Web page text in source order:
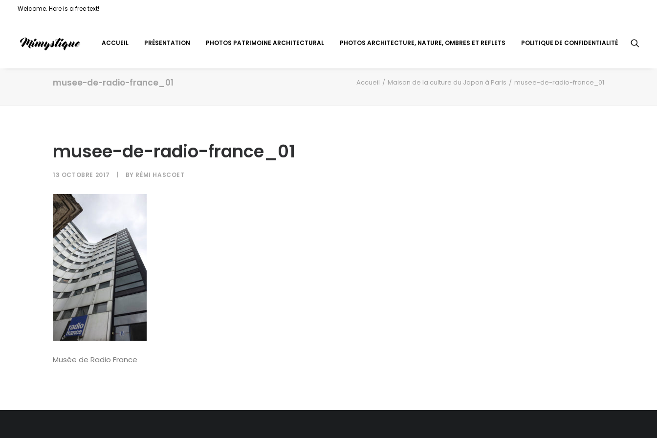
Welcome. Here is a free text!
ACCUEIL PRÉSENTATION PHOTOS PATRIMOINE ARCHITECTURAL PHOTOS ARCHITECTURE, NATURE, OMBRES ET REFLETS POLITIQUE DE CONFIDENTIALITÉ
musee-de-radio-france_01 Accueil Maison de la culture du Japon à Paris musee-de-radio-france_01
musee-de-radio-france_01
13 OCTOBRE 2017 | BY RÉMI HASCOET
Musée de Radio France